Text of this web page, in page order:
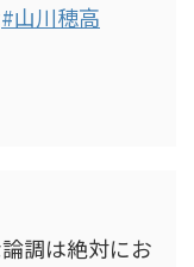
#山川穂高
調は絶対にお